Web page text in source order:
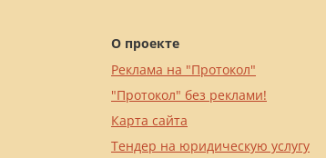
О проекте
Реклама на "Протокол"
"Протокол" без реклами!
Карта сайта
Тендер на юридическую услугу